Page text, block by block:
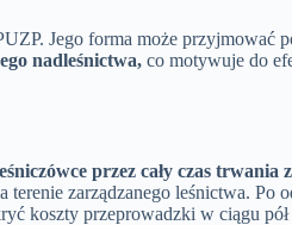
Jego forma może przyjmować
nadleśnictwa, co motywuje do
przez cały czas trwania
zarządzanego leśnictwa. Po
koszty przeprowadzki w ciągu